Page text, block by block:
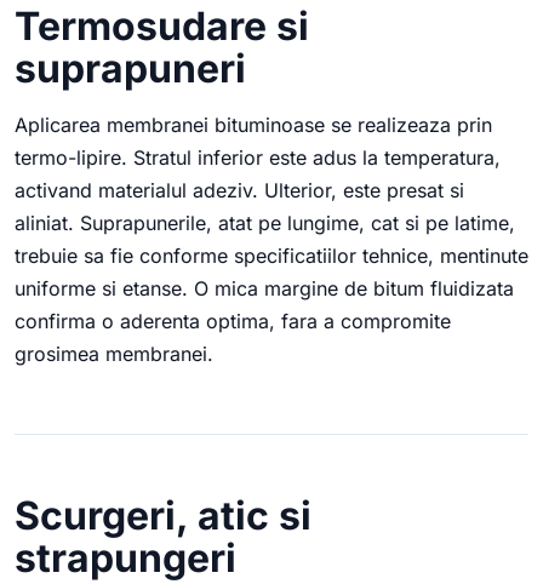
Termosudare si
suprapuneri
Aplicarea membranei bituminoase se realizeaza prin
termo-lipire. Stratul inferior este adus la temperatura,
activand materialul adeziv. Ulterior, este presat si
aliniat. Suprapunerile, atat pe lungime, cat si pe latime,
trebuie sa fie conforme specificatiilor tehnice, mentinute
uniforme si etanse. O mica margine de bitum fluidizata
confirma o aderenta optima, fara a compromite
grosimea membranei.
Scurgeri, atic si
strapungeri